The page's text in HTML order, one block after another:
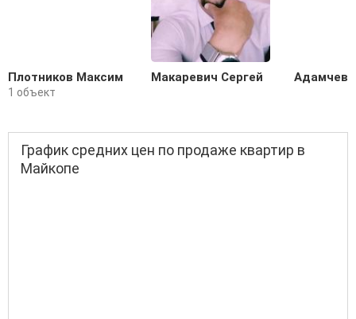
Плотников Максим
1 объект
Макаревич Сергей
График средних цен по продаже квартир в
Майкопе